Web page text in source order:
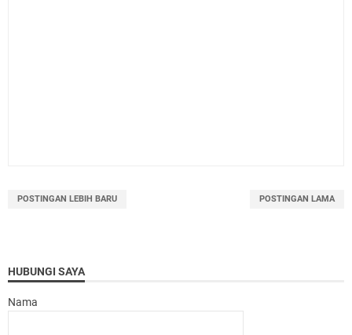
POSTINGAN LEBIH BARU POSTINGAN LAMA
HUBUNGI SAYA
Nama